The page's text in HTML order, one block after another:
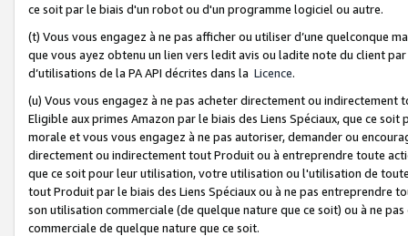
ce soit par le biais d'un robot ou d'un programme logiciel ou autre.
(t) Vous vous engagez à ne pas afficher ou utiliser d’une quelconque
que vous ayez obtenu un lien vers ledit avis ou ladite note du client
d’utilisations de la PA API décrites dans la Licence.
(u) Vous vous engagez à ne pas acheter directement ou
Eligible aux primes Amazon par le biais des Liens Spéciaux, que ce
morale et vous vous engagez à ne pas autoriser, demander ou
directement ou indirectement tout Produit ou à entreprendre toute
que ce soit pour leur utilisation, votre utilisation ou l'utilisation de
tout Produit par le biais des Liens Spéciaux ou à ne pas entreprendre
son utilisation commerciale (de quelque nature que ce soit) ou à ne
commerciale de quelque nature que ce soit.